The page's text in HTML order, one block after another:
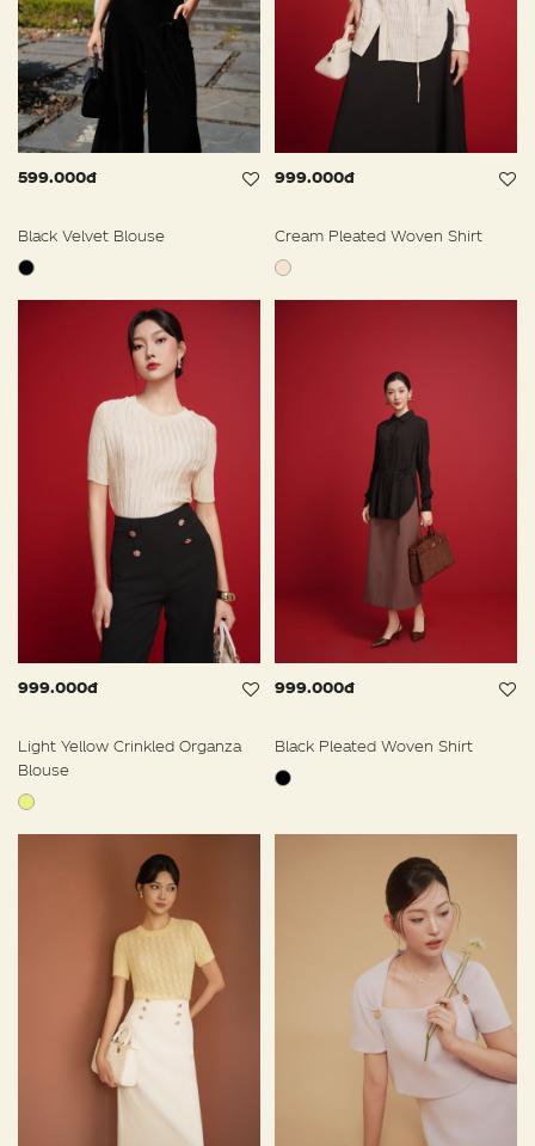
599.000đ
Black Velvet Blouse
999.000đ
Cream Pleated Woven Shirt
999.000đ
Light Yellow Crinkled Organza
Blouse
999.000đ
Black Pleated Woven Shirt